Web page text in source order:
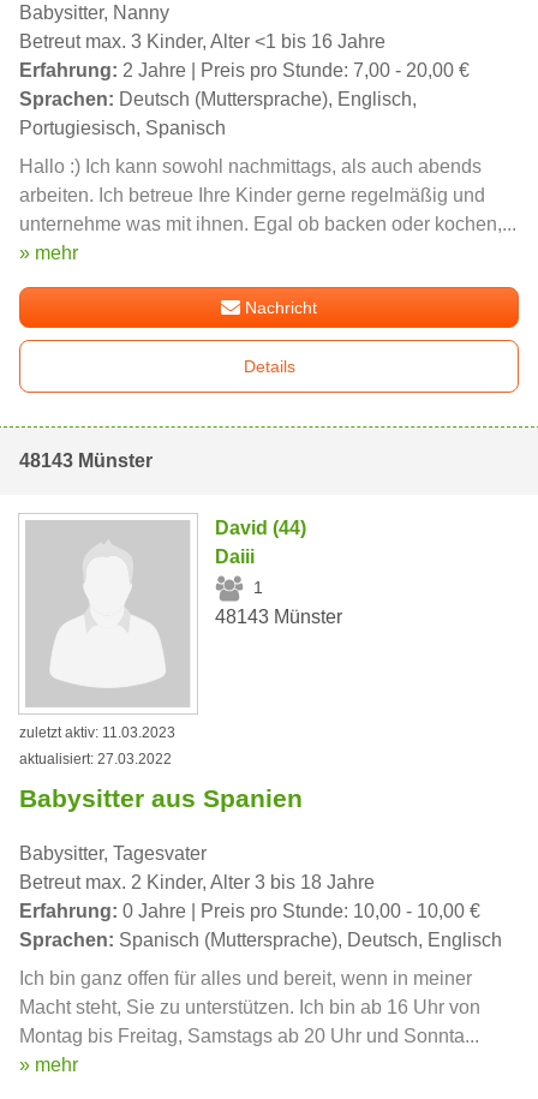
Babysitter, Nanny
Betreut max. 3 Kinder, Alter <1 bis 16 Jahre
Erfahrung: 2 Jahre | Preis pro Stunde: 7,00 - 20,00 €
Sprachen: Deutsch (Muttersprache), Englisch,
Portugiesisch, Spanisch
Hallo :) Ich kann sowohl nachmittags, als auch abends
arbeiten. Ich betreue Ihre Kinder gerne regelmäßig und
unternehme was mit ihnen. Egal ob backen oder kochen,...
» mehr
Nachricht
Details
48143 Münster
David (44)
Daiii
1
48143 Münster
zuletzt aktiv: 11.03.2023
aktualisiert: 27.03.2022
Babysitter aus Spanien
Babysitter, Tagesvater
Betreut max. 2 Kinder, Alter 3 bis 18 Jahre
Erfahrung: 0 Jahre | Preis pro Stunde: 10,00 - 10,00 €
Sprachen: Spanisch (Muttersprache), Deutsch, Englisch
Ich bin ganz offen für alles und bereit, wenn in meiner
Macht steht, Sie zu unterstützen. Ich bin ab 16 Uhr von
Montag bis Freitag, Samstags ab 20 Uhr und Sonnta...
» mehr